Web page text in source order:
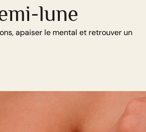
lune
apaiser le mental et retrouver un